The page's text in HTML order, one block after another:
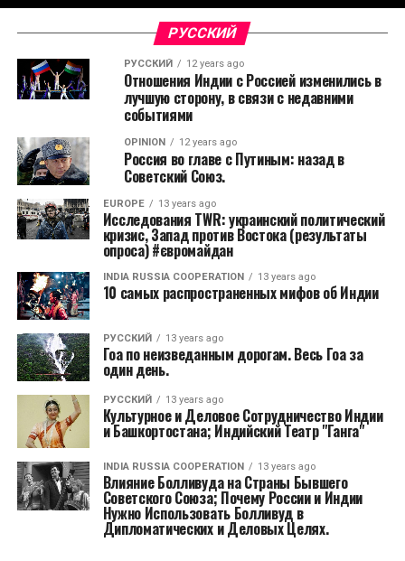
РУССКИЙ
РУССКИЙ 12 years ago
Отношения Индии с Россией изменились в
лучшую сторону, в связи с недавними
событиями
OPINION 12 years ago
Россия во главе с Путиным: назад в
Советский Союз.
EUROPE 13 years ago
Исследования TWR: украинский политический
кризис, Запад против Востока (результаты
опроса) #євромайдан
INDIA RUSSIA COOPERATION 13 years ago
10 самых распространенных мифов об Индии
РУССКИЙ 13 years ago
Гоа по неизведанным дорогам. Весь Гоа за
один день.
РУССКИЙ 13 years ago
Культурное и Деловое Сотрудничество Индии
и Башкортостана; Индийский Театр "Ганга"
INDIA RUSSIA COOPERATION 13 years ago
Влияние Болливуда на Страны Бывшего
Советского Союза; Почему России и Индии
Нужно Использовать Болливуд в
Дипломатических и Деловых Целях.